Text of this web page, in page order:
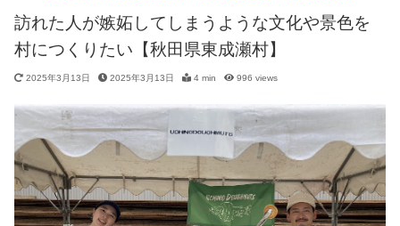
訪れた人が嫉妬してしまうような文化や景色を
村につくりたい【秋田県東成瀬村】
2025年3月13日 2025年3月13日 4 min 996 views